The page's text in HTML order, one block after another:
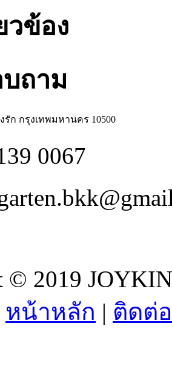
วข้อง
ถาม
รัก กรุงเทพมหานคร 10500
0067
© 2019
หน้าหลัก | ติดต่